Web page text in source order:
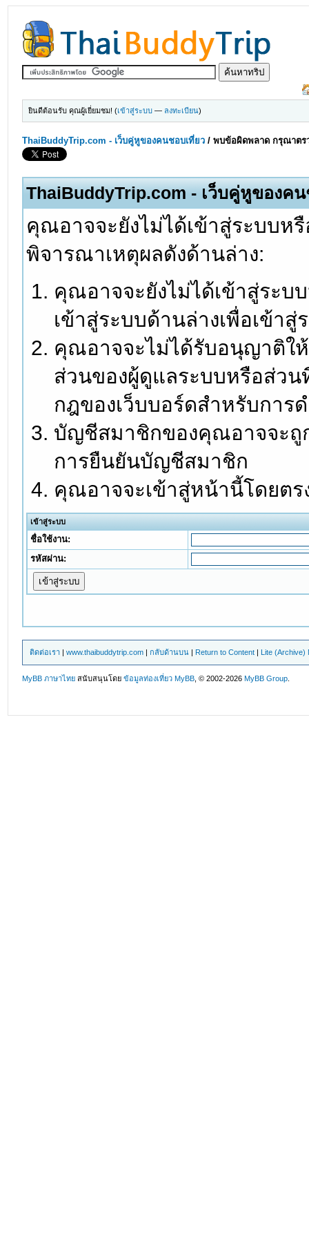
ยินดีต้อนรับ คุณผู้เยี่ยมชม! (เข้าสู่ระบบ — ลงทะเบียน)
ThaiBuddyTrip.com - เว็บคู่หูของคนชอบเที่ยว /พบข้อผิดพลาด กรุณาตร
ThaiBuddyTrip.com - เว็บคู่หูของค
คุณอาจจะยังไม่ได้เข้าสู่ระบบ
พิจารณาเหตุผลดังด้านล่าง:
คุณอาจจะยังไม่ได้เข้าสู่ระบ
เข้าสู่ระบบด้านล่างเพื่อเข้า
คุณอาจจะไม่ได้รับอนุญาติใ
ส่วนของผู้ดูแลระบบหรือส่ว
กฎของเว็บบอร์ดสำหรับการ
บัญชีสมาชิกของคุณอาจจะถู
การยืนยันบัญชีสมาชิก
คุณอาจจะเข้าสู่หน้านี้โดยต
เข้าสู่ระบบ
ชื่อใช้งาน:
รหัสผ่าน:
ติดต่อเรา |www.thaibuddytrip.com |กลับด้านบน | Return to Content | Lite (Archive)
MyBB ภาษาไทย สนับสนุนโดยข้อมูลท่องเที่ยว MyBB , © 2002-2026MyBB Group